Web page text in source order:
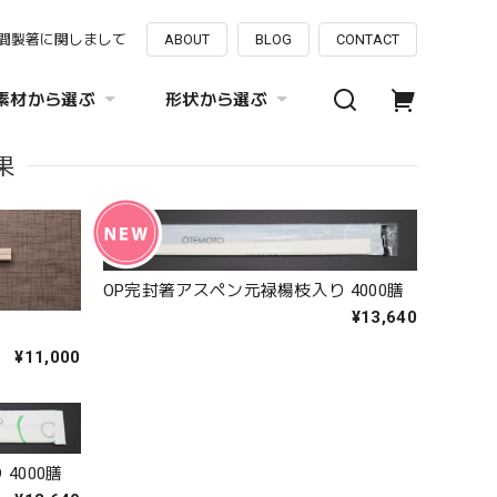
製箸に関しまして ABOUT BLOG CONTACT
材から選ぶ 形状から選ぶ
¥11,000
OP完封箸アスペン元禄楊枝入り 4000膳
¥13,640
4000膳